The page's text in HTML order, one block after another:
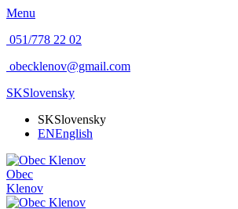
Menu
051/778 22 02
obecklenov@gmail.com
SKSlovensky
SKSlovensky
ENEnglish
Obec
Klenov